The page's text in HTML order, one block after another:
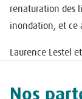
renaturation des
inondation, et ce
Laurence Lestel
Nos